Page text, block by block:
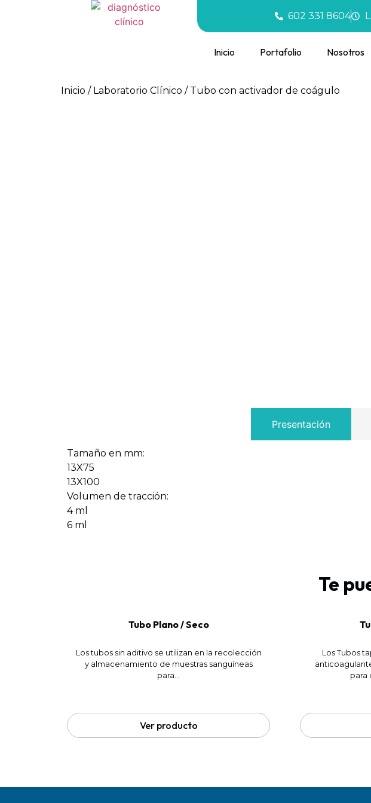
602 331 8604
Inicio Portafolio Nosotros
Inicio / Laboratorio Clínico / Tubo con activador de coágulo
Presentación
Tamaño en mm:
13X75
13X100
Volumen de tracción:
4 ml
6 ml
Te
Tubo Plano / Seco
Los tubos sin aditivo se utilizan en la recolección
y almacenamiento de muestras sanguíneas
para...
Ver producto
Los Tubos
para